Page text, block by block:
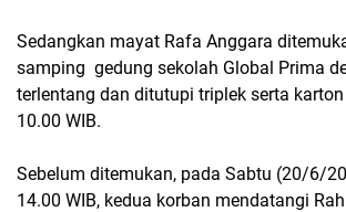
Sedangkan mayat Rafa Anggara
samping gedung sekolah Global Prima
terlentang dan ditutupi triplek serta
10.00 WIB.
Sebelum ditemukan, pada Sabtu (20/6/
14.00 WIB, kedua korban mendatangi